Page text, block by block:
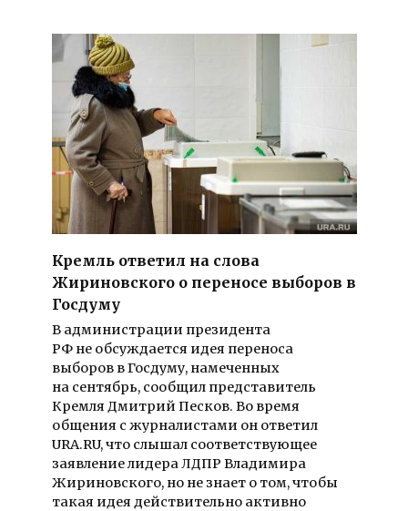
Кремль ответил на слова
Жириновского о переносе выборов в
Госдуму
В администрации президента
РФ не обсуждается идея переноса
выборов в Госдуму, намеченных
на сентябрь, сообщил представитель
Кремля Дмитрий Песков. Во время
общения с журналистами он ответил
URA.RU, что слышал соответствующее
заявление лидера ЛДПР Владимира
Жириновского, но не знает о том, чтобы
такая идея действительно активно